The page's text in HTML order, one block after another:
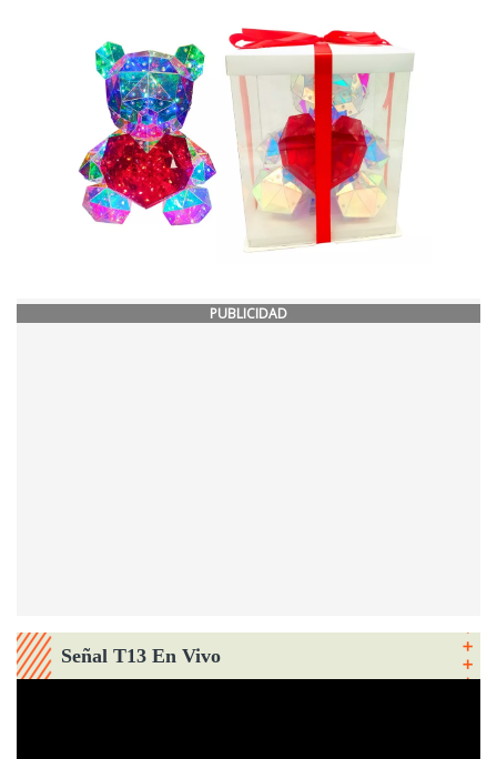
PUBLICIDAD
Señal T13 En Vivo